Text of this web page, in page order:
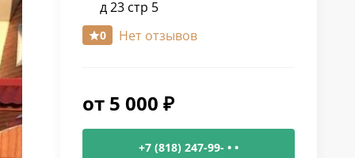
д 23 стр 5
0 Нет отзывов
от 5 000 ₽
+7 (818) 247-99- • •